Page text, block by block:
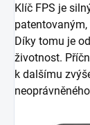
Klíč FPS je
Díky tomu je
životnost.
k dalšímu